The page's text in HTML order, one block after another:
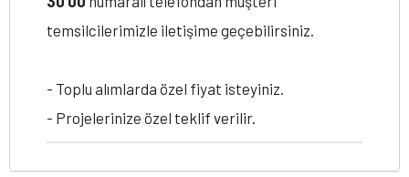
temsilcilerimizle iletişime geçebilirsiniz.
- Toplu alımlarda özel fiyat isteyiniz.
- Projelerinize özel teklif verilir.